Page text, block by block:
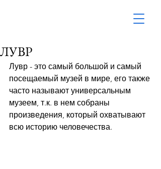
ЛУВР
Лувр - это самый большой и самый
посещаемый музей в мире, его также
часто называют универсальным
музеем, т.к. в нем собраны
произведения, который охватывают
всю историю человечества.